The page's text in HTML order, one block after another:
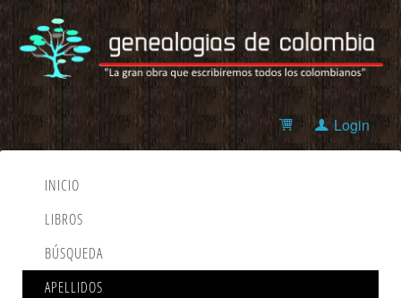
Login
INICIO
LIBROS
BÚSQUEDA
APELLIDOS